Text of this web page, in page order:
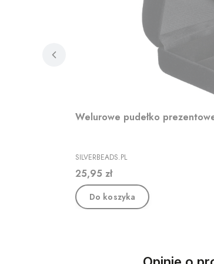
Welurowe pudełko
PRODUCENT
SILVERBEADS.PL
Cena
25,95 zł
Do koszyka